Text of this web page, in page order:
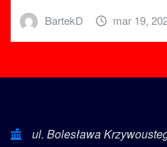
BartekD mar 19,
ul. Bolesława